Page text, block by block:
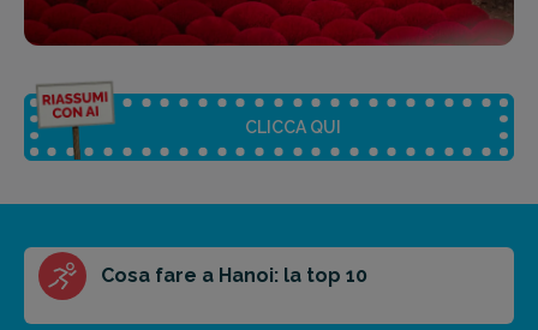
CLICCA QUI
Riassunto dell'articolo
Scegli il formato del riassunto
Cosa fare a Hanoi: la top 10